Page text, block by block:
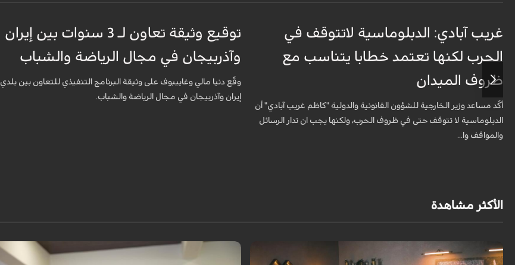
غريب آبادي: الدبلوماسية لاتتوقف في
الحرب لكنها تعتمد خطابا يتناسب مع
ظروف الميدان
أكّد مساعد وزير الخارجية للشؤون القانونية والدولية "كاظم غريب آبادي" أن
الدبلوماسية لا تتوقف حتى في ظروف الحرب، ولكنها يجب ان تدار الرسائل
والمواقف وا...
توقيع وثيقة تعاون لـ 3 سنوات بين إيران
وآذربيجان في مجال الرياضة والشباب
وقّع دنيا مالي وغاييبوف على وثيقة البرنامج التنفيذي للتعاون بين بلدي
إيران وآذربيجان في مجال الرياضة والشباب.
الأكثر مشاهدة